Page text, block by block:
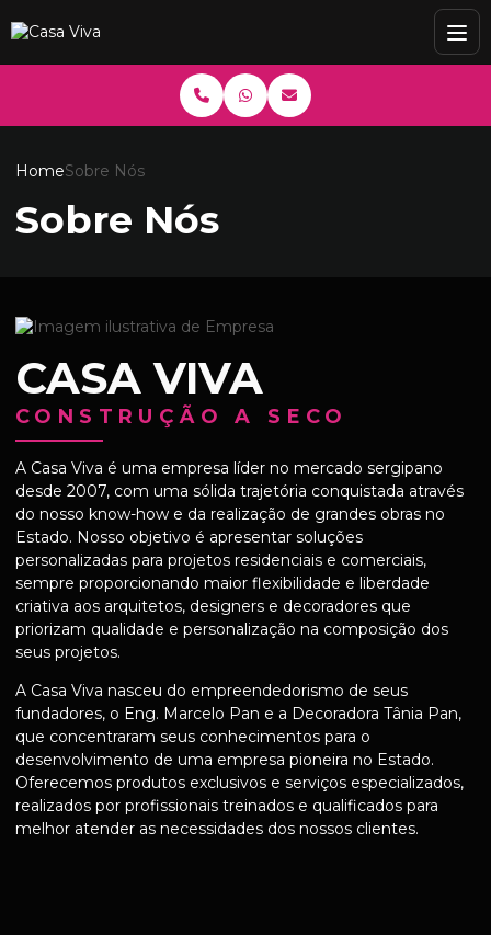
HomeSobre Nós
Sobre Nós
CASA VIVA
CONSTRUÇÃO A SECO
A Casa Viva é uma empresa líder no mercado sergipano
desde 2007, com uma sólida trajetória conquistada através
do nosso know-how e da realização de grandes obras no
Estado. Nosso objetivo é apresentar soluções
personalizadas para projetos residenciais e comerciais,
sempre proporcionando maior flexibilidade e liberdade
criativa aos arquitetos, designers e decoradores que
priorizam qualidade e personalização na composição dos
seus projetos.
A Casa Viva nasceu do empreendedorismo de seus
fundadores, o Eng. Marcelo Pan e a Decoradora Tânia Pan,
que concentraram seus conhecimentos para o
desenvolvimento de uma empresa pioneira no Estado.
Oferecemos produtos exclusivos e serviços especializados,
realizados por profissionais treinados e qualificados para
melhor atender as necessidades dos nossos clientes.